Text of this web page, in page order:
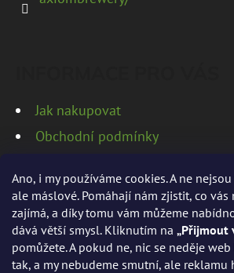
Ano, i my používáme cookies. A ne
ale máslové. Pomáhají nám zjistit, co vás
zajímá, a díky tomu vám můžeme
dává větší smysl. Kliknutím na „Přijmout
pomůžete. A pokud ne, nic se neděje
tak, a my nebudeme smutní, ale reklamu
Jak nakupovat
Obchodní podmínky
PŘIJÍMÁME ONLINE